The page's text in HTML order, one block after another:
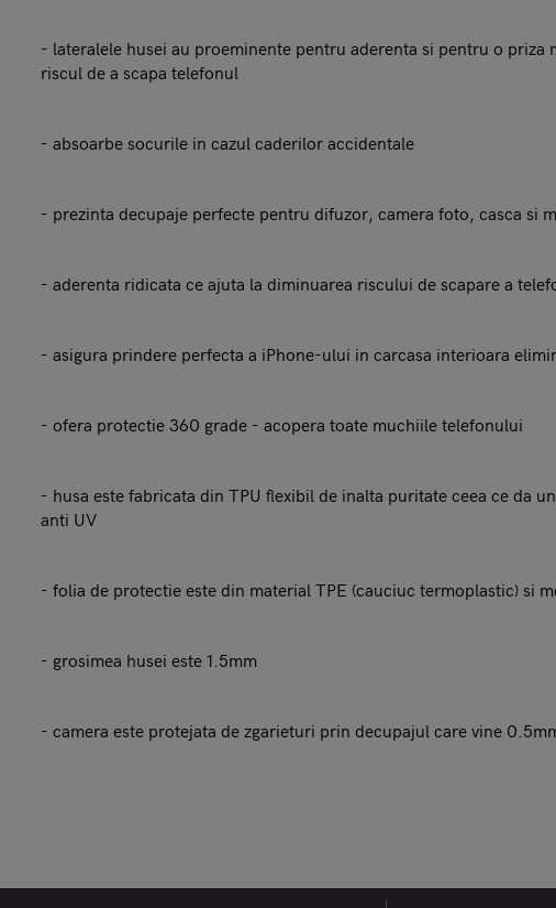
- lateralele husei au proeminente pentru aderenta si pentru o
riscul de a scapa telefonul
- absoarbe socurile in cazul caderilor accidentale
- prezinta decupaje perfecte pentru difuzor, camera foto, casca si
- aderenta ridicata ce ajuta la diminuarea riscului de scapare a
- asigura prindere perfecta a iPhone-ului in carcasa interioara
- ofera protectie 360 grade - acopera toate muchiile telefonului
- husa este fabricata din TPU flexibil de inalta puritate ceea ce da
anti UV
- folia de protectie este din material TPE (cauciuc termoplastic) si
- grosimea husei este 1.5mm
- camera este protejata de zgarieturi prin decupajul care vine